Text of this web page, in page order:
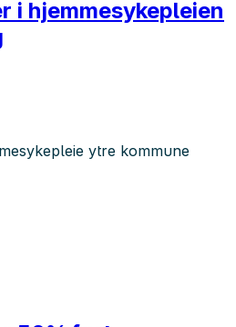
i hjemmesykepleien
ytre kommune